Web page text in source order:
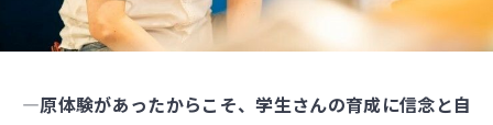
―原体験があったからこそ、学生さんの育成に信念と自